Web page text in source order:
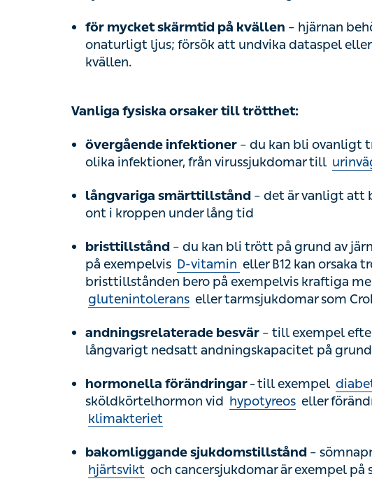
Vanliga fysiska orsaker till trötthet:
långvariga smärttillstånd
kroppen under lång tid
– du kan bli trött på grund av
exempelvisD-vitamin eller B12 kan orsaka
exempelvis kraftiga menstruationsblödningar,
andningsrelaterade besvär– till exempel efter
långvarigt nedsatt andningskapacitet på grund av
hormonella förändringar
‒ till exempel
sköldkörtelhormon vid hypotyreoseller
bakomliggande sjukdomstillstånd
–
cancersjukdomar är exempel på sjukdomar som
vissa läkemedel
– trötthet kan vara en biverkning
antidepressiva, sömntabletter eller behandlingar